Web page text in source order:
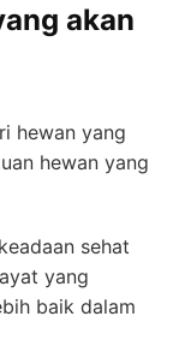
akan
hewan yang
hewan yang
sehat
yang
baik dalam